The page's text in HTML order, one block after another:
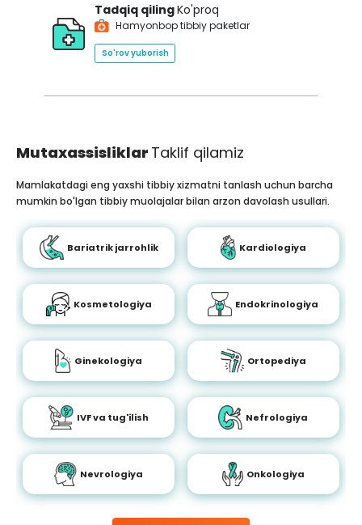
Tadqiq qilingKo'proq
Hamyonbop tibbiy paketlar
So'rov yuborish
Mutaxassisliklar Taklif qilamiz
Mamlakatdagi eng yaxshi tibbiy xizmatni tanlash uchun barcha
mumkin bo'lgan tibbiy muolajalar bilan arzon davolash usullari.
Bariatrik jarrohlik Kardiologiya
Kosmetologiya Endokrinologiya
Ginekologiya Ortopediya
IVF va tug'ilish Nefrologiya
Nevrologiya Onkologiya